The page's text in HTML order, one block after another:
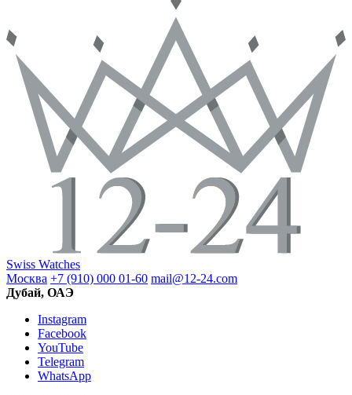
Swiss Watches
Москва +7 (910) 000 01-60 mail@12-24.com
Дубай, ОАЭ
Instagram
Facebook
YouTube
Telegram
WhatsApp